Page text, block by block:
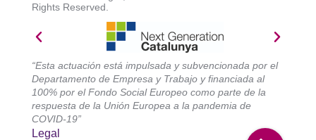
Rights Reserved.
“Esta actuación está impulsada y subvencionada por el
Departamento de Empresa y Trabajo y financiada al
100% por el Fondo Social Europeo como parte de la
respuesta de la Unión Europea a la pandemia de
COVID-19”
Legal